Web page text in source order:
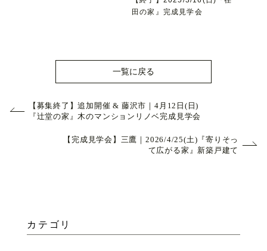
田の家』完成見学会
一覧に戻る
【募集終了】追加開催 & 藤沢市｜4月12日(日)
『辻堂の家』木のマンションリノベ完成見学会
【完成見学会】三鷹｜2026/4/25(土)『寄りそっ
て広がる家』新築戸建て
カテゴリ